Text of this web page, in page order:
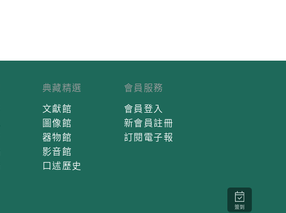
典藏精選
文獻館
圖像館
器物館
影音館
口述歷史
會員服務
會員登入
新會員註冊
訂閱電子報
簽到